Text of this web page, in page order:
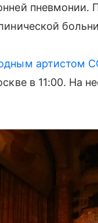
пневмонии.
артистом
в 11:00. На